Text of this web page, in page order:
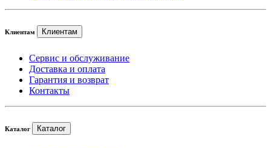
Клиентам Клиентам
Сервис и обслуживание
Доставка и оплата
Гарантия и возврат
Контакты
Каталог Каталог